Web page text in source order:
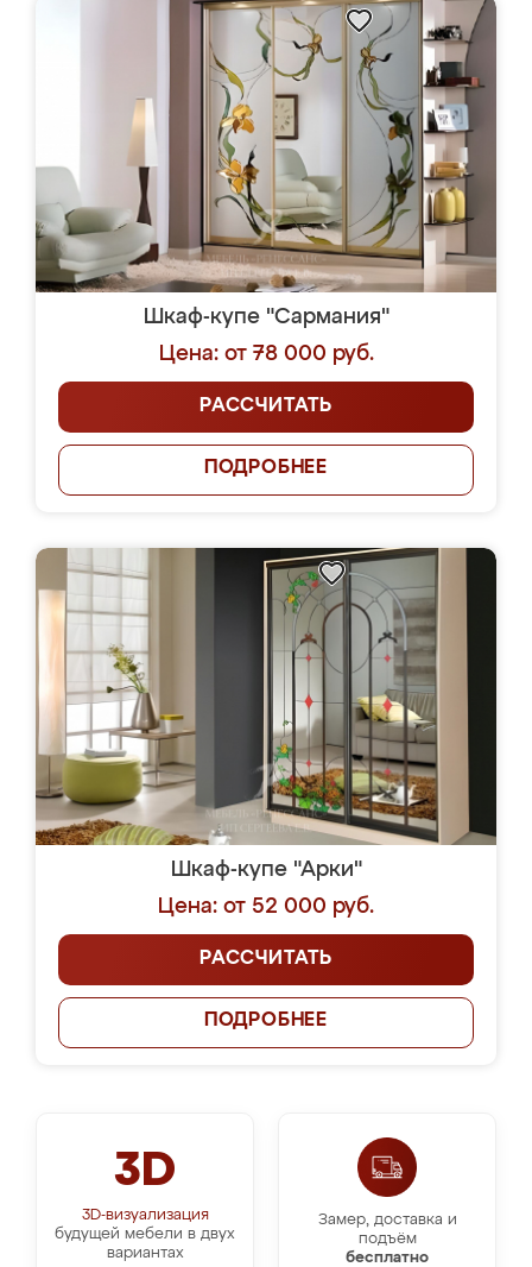
Шкаф-купе "Сармания"
Цена: от 78 000 руб.
РАССЧИТАТЬ
ПОДРОБНЕЕ
Шкаф-купе "Арки"
Цена: от 52 000 руб.
РАССЧИТАТЬ
ПОДРОБНЕЕ
3D
3D-визуализация
будущей мебели в двух
вариантах
Замер, доставка и
подъём
бесплатно